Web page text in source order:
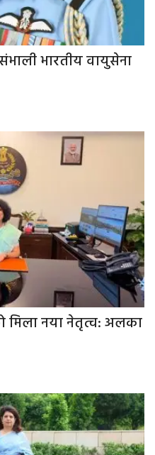
भारतीय वायुसेना
मिला नया नेतृत्व: अलका